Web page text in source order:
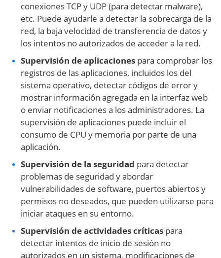
conexiones TCP y UDP (para detectar malware),
etc. Puede ayudarle a detectar la sobrecarga de la
red, la baja velocidad de transferencia de datos y
los intentos no autorizados de acceder a la red.
Supervisión de aplicaciones para comprobar los
registros de las aplicaciones, incluidos los del
sistema operativo, detectar códigos de error y
mostrar información agregada en la interfaz web
o enviar notificaciones a los administradores. La
supervisión de aplicaciones puede incluir el
consumo de CPU y memoria por parte de una
aplicación.
Supervisión de la seguridad para detectar
problemas de seguridad y abordar
vulnerabilidades de software, puertos abiertos y
permisos no deseados, que pueden utilizarse para
iniciar ataques en su entorno.
Supervisión de actividades críticas para
detectar intentos de inicio de sesión no
autorizados en un sistema, modificaciones de